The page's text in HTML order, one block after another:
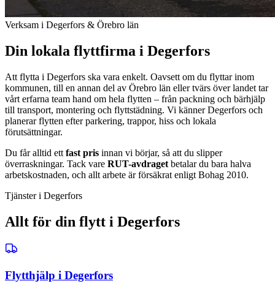
Verksam i Degerfors & Örebro län
Din lokala flyttfirma i Degerfors
Att flytta i Degerfors ska vara enkelt. Oavsett om du flyttar inom
kommunen, till en annan del av Örebro län eller tvärs över landet tar
vårt erfarna team hand om hela flytten – från packning och bärhjälp
till transport, montering och flyttstädning. Vi känner Degerfors och
planerar flytten efter parkering, trappor, hiss och lokala
förutsättningar.
Du får alltid ett fast pris innan vi börjar, så att du slipper
överraskningar. Tack vare RUT-avdraget betalar du bara halva
arbetskostnaden, och allt arbete är försäkrat enligt Bohag 2010.
Tjänster i Degerfors
Allt för din flytt i Degerfors
Flytthjälp i Degerfors